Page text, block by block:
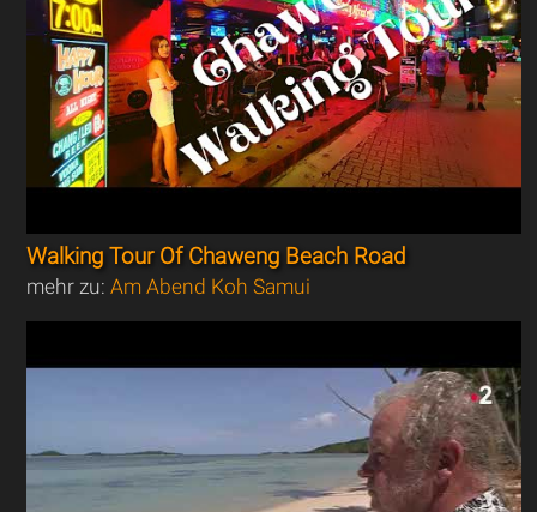
Walking Tour Of Chaweng Beach Road
mehr zu:Am Abend Koh Samui